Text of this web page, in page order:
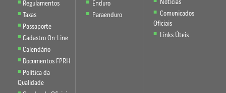
Regulamentos
Taxas
Passaporte
Cadastro On-Line
Calendário
Documentos FPRH
Política da
Qualidade
Enduro
Paraenduro
Notícias
Comunicados
Oficiais
Links Úteis